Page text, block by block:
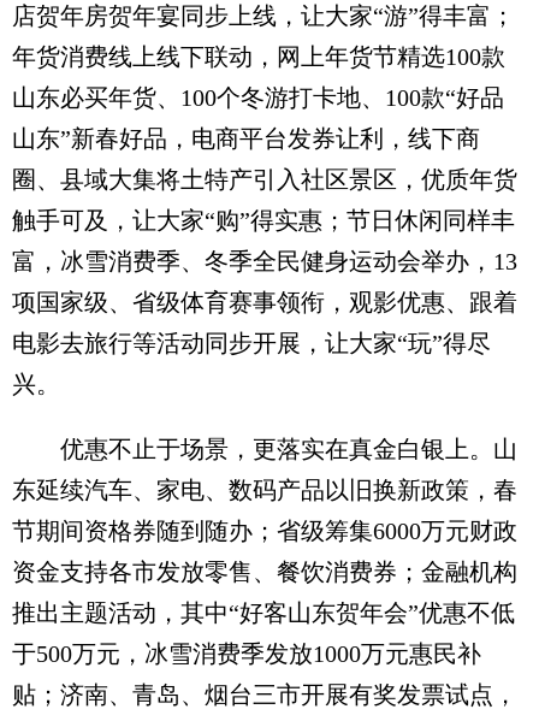
店贺年房贺年宴同步上线，让大家“游”得丰富；
年货消费线上线下联动，网上年货节精选100款
山东必买年货、100个冬游打卡地、100款“好品
山东”新春好品，电商平台发券让利，线下商
圈、县域大集将土特产引入社区景区，优质年货
触手可及，让大家“购”得实惠；节日休闲同样丰
富，冰雪消费季、冬季全民健身运动会举办，13
项国家级、省级体育赛事领衔，观影优惠、跟着
电影去旅行等活动同步开展，让大家“玩”得尽
兴。
优惠不止于场景，更落实在真金白银上。山
东延续汽车、家电、数码产品以旧换新政策，春
节期间资格券随到随办；省级筹集6000万元财政
资金支持各市发放零售、餐饮消费券；金融机构
推出主题活动，其中“好客山东贺年会”优惠不低
于500万元，冰雪消费季发放1000万元惠民补
贴；济南、青岛、烟台三市开展有奖发票试点，